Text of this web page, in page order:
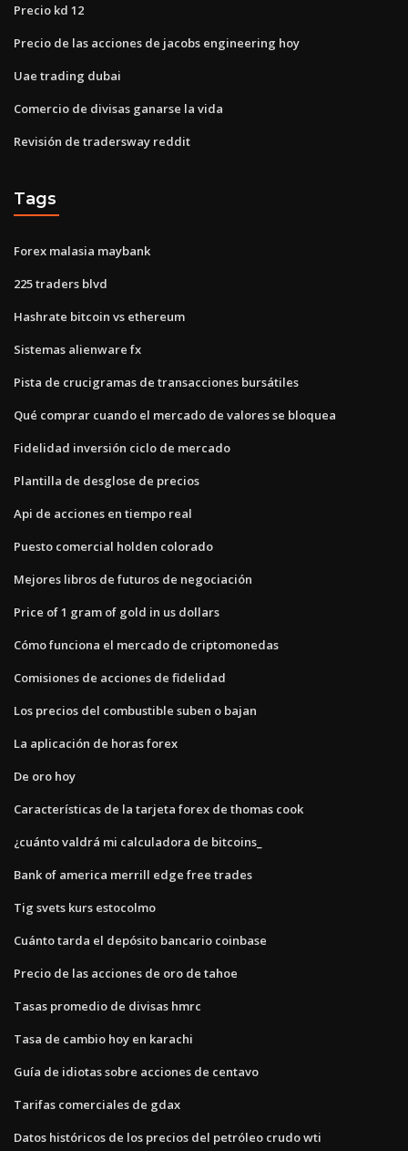
Precio kd 12
Precio de las acciones de jacobs engineering hoy
Uae trading dubai
Comercio de divisas ganarse la vida
Revisión de tradersway reddit
Tags
Forex malasia maybank
225 traders blvd
Hashrate bitcoin vs ethereum
Sistemas alienware fx
Pista de crucigramas de transacciones bursátiles
Qué comprar cuando el mercado de valores se bloquea
Fidelidad inversión ciclo de mercado
Plantilla de desglose de precios
Api de acciones en tiempo real
Puesto comercial holden colorado
Mejores libros de futuros de negociación
Price of 1 gram of gold in us dollars
Cómo funciona el mercado de criptomonedas
Comisiones de acciones de fidelidad
Los precios del combustible suben o bajan
La aplicación de horas forex
De oro hoy
Características de la tarjeta forex de thomas cook
¿cuánto valdrá mi calculadora de bitcoins_
Bank of america merrill edge free trades
Tig svets kurs estocolmo
Cuánto tarda el depósito bancario coinbase
Precio de las acciones de oro de tahoe
Tasas promedio de divisas hmrc
Tasa de cambio hoy en karachi
Guía de idiotas sobre acciones de centavo
Tarifas comerciales de gdax
Datos históricos de los precios del petróleo crudo wti